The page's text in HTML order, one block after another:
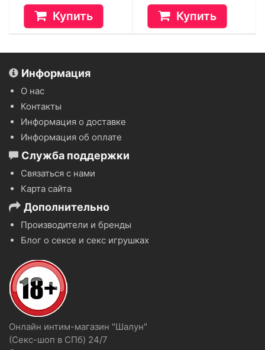
Купить Купить
Информация
О нас
Контакты
Информация о доставке
Информация об оплате
Служба поддержки
Связаться с нами
Карта сайта
Дополнительно
Производители и бренды
Блог о сексе и секс игрушках
Онлайн интим-магазин "Шалун"
(Секс-шоп в СПб) 24/7